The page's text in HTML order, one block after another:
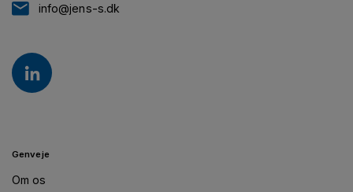
info@jens-s.dk
Genveje
Om os